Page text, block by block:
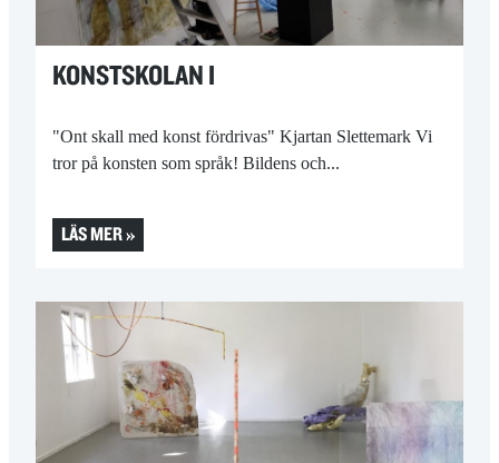
KONSTSKOLAN I
"Ont skall med konst fördrivas" Kjartan Slettemark Vi
tror på konsten som språk! Bildens och...
LÄS MER »